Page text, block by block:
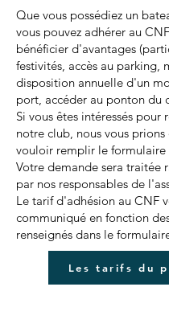
Que vous possédiez un
vous pouvez adhérer au
bénéficier d'avantages
festivités, accès au parking,
disposition annuelle d'un
port, accéder au ponton du
Si vous êtes intéressés pour
notre club, nous vous
vouloir remplir le formulaire
Votre demande sera traitée
par nos responsables de
Le tarif d'adhésion au CNF
communiqué en fonction
renseignés dans le
Les tarifs du